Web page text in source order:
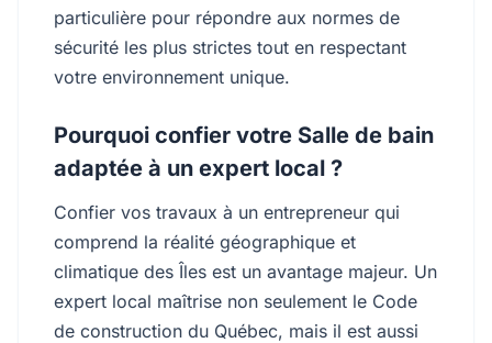
particulière pour répondre aux normes de
sécurité les plus strictes tout en respectant
votre environnement unique.
Pourquoi confier votre Salle de bain
adaptée à un expert local ?
Confier vos travaux à un entrepreneur qui
comprend la réalité géographique et
climatique des Îles est un avantage majeur. Un
expert local maîtrise non seulement le Code
de construction du Québec, mais il est aussi